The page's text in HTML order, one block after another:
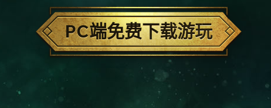
PC端免费下载游玩